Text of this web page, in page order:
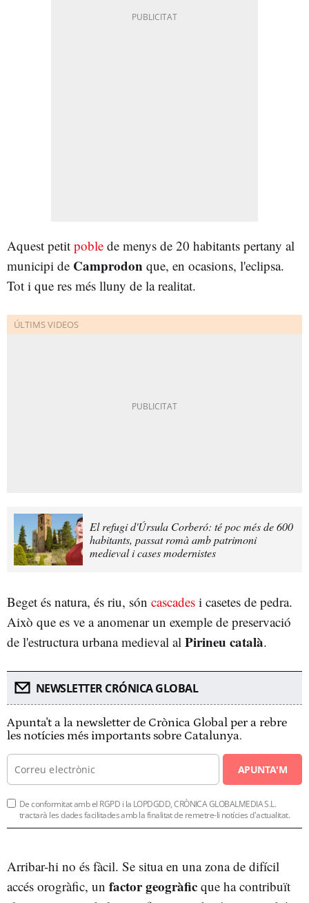
Aquest petit poble de menys de 20 habitants pertany al
municipi de Camprodon que, en ocasions, l'eclipsa.
Tot i que res més lluny de la realitat.
El refugi d'Úrsula Corberó: té poc més de 600
habitants, passat romà amb patrimoni
medieval i cases modernistes
Beget és natura, és riu, són cascades i casetes de pedra.
Això que es ve a anomenar un exemple de preservació
de l'estructura urbana medieval al Pirineu català.
NEWSLETTER CRÓNICA GLOBAL
Apunta't a la newsletter de Crònica Global per a rebre
les notícies més importants sobre Catalunya.
APUNTA'M
De conformitat amb el RGPD i la LOPDGDD, CRÒNICA GLOBALMEDIA S.L.
tractarà les dades facilitades amb la finalitat de remetre-li notícies d'actualitat.
Arribar-hi no és fàcil. Se situa en una zona de difícil
accés orogràfic, un factor geogràfic que ha contribuït